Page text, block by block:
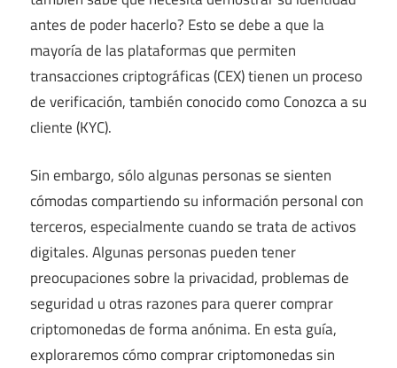
antes de poder hacerlo? Esto se debe a que la
mayoría de las plataformas que permiten
transacciones criptográficas (CEX) tienen un proceso
de verificación, también conocido como Conozca a su
cliente (KYC).
Sin embargo, sólo algunas personas se sienten
cómodas compartiendo su información personal con
terceros, especialmente cuando se trata de activos
digitales. Algunas personas pueden tener
preocupaciones sobre la privacidad, problemas de
seguridad u otras razones para querer comprar
criptomonedas de forma anónima. En esta guía,
exploraremos cómo comprar criptomonedas sin